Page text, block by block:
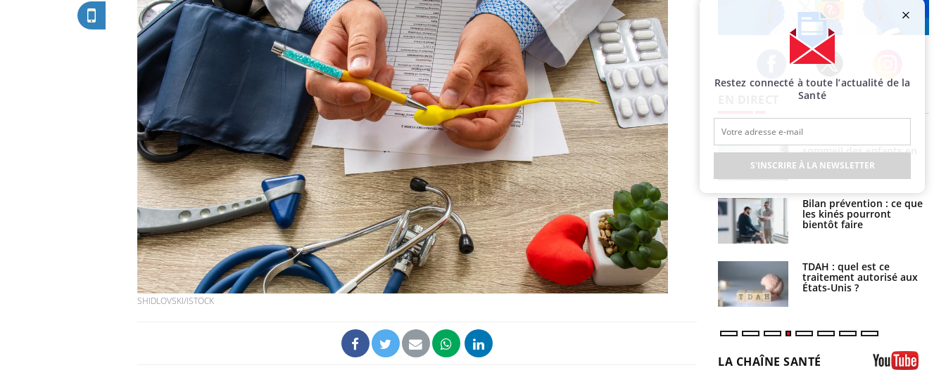
SHIDLOVSKI/ISTOCK
Facebook Twitter Instagram
Fortes chaleurs :
pourquoi le risque de
noyade grimpe-t-il ?
Le Viagra pourrait-il
freiner la propagation du
cancer ?
Pourquoi manger moins
de protéines pourrait
finalement être bénéfique
Grossesse et chaleur : ce
que dit la science
Le smartphone nuit-il à
l'apprentissage de la
lecture ?
Mordue par une tique en
vacances, elle reste dans
le coma pendant 42 jours
Mordue par un
barracuda, une petite fille
secourue grâce à un
réflexe essentiel
Légionellose en Suisse :
quelle est l’origine de la
contamination ?
Allergies alimentaires :
une nouvelle arme contre
les réactions sévères
sommeil des enfants en
vacances ?
Bilan prévention : ce que
les kinés pourront
bientôt faire
TDAH : quel est ce
traitement autorisé aux
États-Unis ?
LA CHAÎNE SANTÉ
Restez connecté à toute l’actualité de la
Santé
S'INSCRIRE À LA NEWSLETTER